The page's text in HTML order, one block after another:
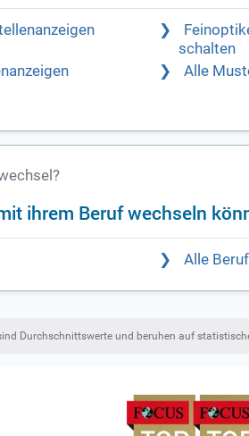
schalten
Alle
ihrem Beruf wechseln
Alle
Durchschnittswerte und beruhen auf